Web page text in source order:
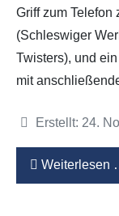
Griff zum
(Schleswiger
Twisters), und
mit
Details
Erstellt: 24.
Weiterlesen